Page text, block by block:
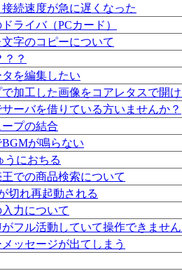
続速度が急に遅くなった
ライバ（PCカード）
字のコピーについて
？？
を編集したい
加工した画像をコアレタスで開
ーバを借りている方いませんか？
プの結合
が鳴らない
うにおちる
での商品検索について
切れ再起動される
力について
フル活動していて操作できませ
ッセージが出てしまう